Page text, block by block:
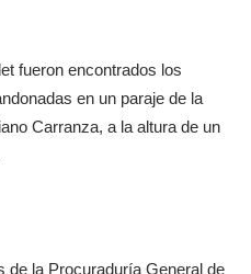
fueron encontrados los
en un paraje de la
Carranza, a la altura de un
de la Procuraduría General de